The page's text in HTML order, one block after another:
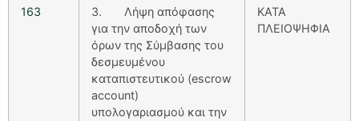
163
3. Λήψη απόφασης
για την αποδοχή των
όρων της Σύμβασης του
δεσμευμένου
καταπιστευτικού (escrow
account)
υπολογαριασμού και την
ΚΑΤΑ
ΠΛΕΙΟΨΗΦΙΑ